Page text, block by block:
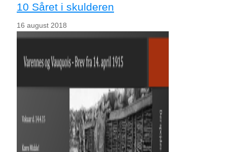
10 Såret i skulderen
16 august 2018